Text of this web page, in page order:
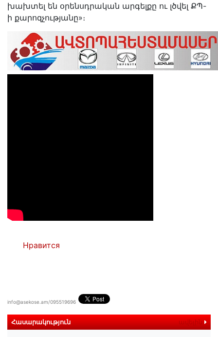
խախտել են օրենսդրական արգելքը ու լծվել ՔՊ-
ի քարոզչությանը»։
Нравится
info@asekose.am/095519696
Հասարակություն ավելին